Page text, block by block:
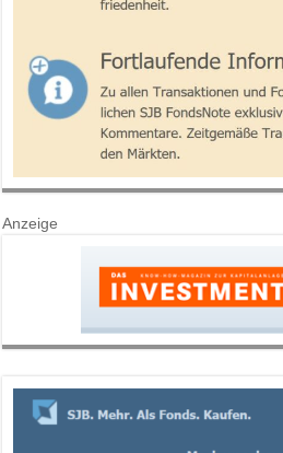
Anzeige